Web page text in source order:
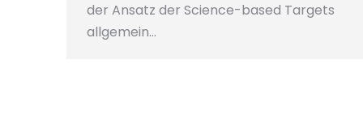
der Ansatz der Science-based Targets
allgemein…